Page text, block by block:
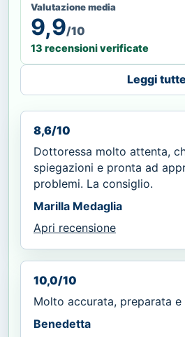
Valutazione media
9,9/10
13 recensioni verificate
Leggi tutte
8,6/10
Dottoressa molto attenta,
spiegazioni e pronta ad
problemi. La consiglio.
Marilla Medaglia
Apri recensione
10,0/10
Molto accurata, preparata e
Benedetta